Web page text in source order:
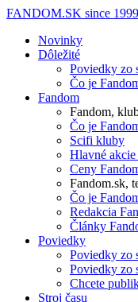
FANDOM.SK since 1999
Novinky
Dôležité
Poviedky zo
Čo je
Fandom
Fandom,
Čo je
Scifi kluby
Hlavné
Ceny
Fandom.sk,
Čo je
Redakcia
Články
Poviedky
Poviedky zo
Poviedky zo
Chcete
Stroj času